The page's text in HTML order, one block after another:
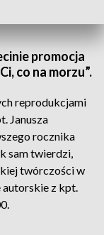
promocja
co na morzu”.
reprodukcjami
Janusza
rocznika
sam twierdzi,
twórczości w
autorskie z kpt.